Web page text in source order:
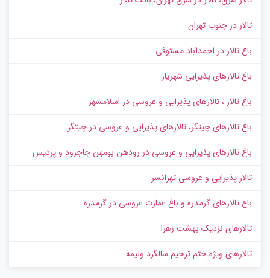
تالار در جنوب تهران
باغ تالار در احمدآباد مستوفی
باغ تالارهای پذیرایی شهریار
باغ تالار ، تالارهای پذیرایی و عروسی در اسلامشهر
باغ تالارهای چیتگر، تالارهای پذیرایی و عروسی در چیتگر
باغ تالارهای پذیرایی و عروسی در رودهن بومهن جاجرود و پردیس
تالار پذیرایی و عروسی تهرانسر
باغ تالارهای گرمدره و باغ عمارت عروسی در گرمدره
تالارهای نزدیک بهشت زهرا
تالارهای ویژه ختم ترحیم سالگرد ولیمه